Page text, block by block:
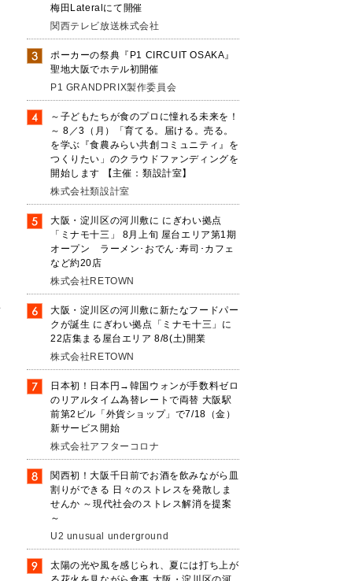
梅田Lateralにて開催
関西テレビ放送株式会社
ポーカーの祭典『P1 CIRCUIT OSAKA』
聖地大阪でホテル初開催
P1 GRANDPRIX製作委員会
～子どもたちが食のプロに憧れる未来を！
～ 8／3（月）「育てる。届ける。売る。
を学ぶ『食農みらい共創コミュニティ』を
つくりたい」のクラウドファンディングを
開始します 【主催：類設計室】
株式会社類設計室
大阪・淀川区の河川敷に にぎわい拠点
「ミナモ十三」 8月上旬 屋台エリア第1期
オープン ラーメン･おでん･寿司･カフェ
など約20店
株式会社RETOWN
大阪・淀川区の河川敷に新たなフードパー
クが誕生 にぎわい拠点「ミナモ十三」に
22店集まる屋台エリア 8/8(土)開業
株式会社RETOWN
日本初！日本円→韓国ウォンが手数料ゼロ
のリアルタイム為替レートで両替 大阪駅
前第2ビル「外貨ショップ」で7/18（金）
新サービス開始
株式会社アフターコロナ
関西初！大阪千日前でお酒を飲みながら皿
割りができる 日々のストレスを発散しま
せんか ～現代社会のストレス解消を提案
～
U2 unusual underground
太陽の光や風を感じられ、夏には打ち上が